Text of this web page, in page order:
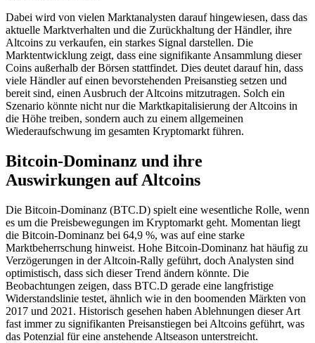
Dabei wird von vielen Marktanalysten darauf hingewiesen, dass das
aktuelle Marktverhalten und die Zurückhaltung der Händler, ihre
Altcoins zu verkaufen, ein starkes Signal darstellen. Die
Marktentwicklung zeigt, dass eine signifikante Ansammlung dieser
Coins außerhalb der Börsen stattfindet. Dies deutet darauf hin, dass
viele Händler auf einen bevorstehenden Preisanstieg setzen und
bereit sind, einen Ausbruch der Altcoins mitzutragen. Solch ein
Szenario könnte nicht nur die Marktkapitalisierung der Altcoins in
die Höhe treiben, sondern auch zu einem allgemeinen
Wiederaufschwung im gesamten Kryptomarkt führen.
Bitcoin-Dominanz und ihre
Auswirkungen auf Altcoins
Die Bitcoin-Dominanz (BTC.D) spielt eine wesentliche Rolle, wenn
es um die Preisbewegungen im Kryptomarkt geht. Momentan liegt
die Bitcoin-Dominanz bei 64,9 %, was auf eine starke
Marktbeherrschung hinweist. Hohe Bitcoin-Dominanz hat häufig zu
Verzögerungen in der Altcoin-Rally geführt, doch Analysten sind
optimistisch, dass sich dieser Trend ändern könnte. Die
Beobachtungen zeigen, dass BTC.D gerade eine langfristige
Widerstandslinie testet, ähnlich wie in den boomenden Märkten von
2017 und 2021. Historisch gesehen haben Ablehnungen dieser Art
fast immer zu signifikanten Preisanstiegen bei Altcoins geführt, was
das Potenzial für eine anstehende Altseason unterstreicht.